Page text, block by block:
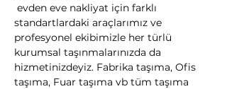
standartlardaki araçlarımız ve
profesyonel ekibimizle her türlü
kurumsal taşınmalarınızda da
hizmetinizdeyiz. Fabrika taşıma, Ofis
taşıma, Fuar taşıma vb tüm taşıma